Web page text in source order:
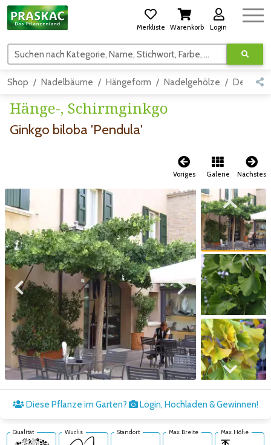
Merkliste Warenkorb Login
Suchen nach Kategorie, Name, Stichwort, Farbe, usw.
Shop Nadelbäume Hängeform Nadelgehölze Detail
Hänge-, Schirmginkgo
Ginkgo biloba 'Pendula'
Voriges Galerie Nächstes
Zum vorigen Bild Zum nächsten Bild
Zum vorigen Bild
Zum nächsten Bild
Diese Pflanze im Garten? Login, Hochladen & Gewinnen!
Qualität Wuchs Standort Max. Breite Max. Höhe